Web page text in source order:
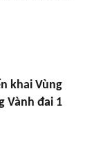
khai Vùng
Vành đai 1